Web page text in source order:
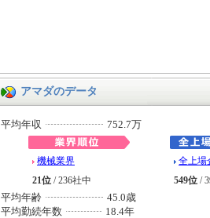
アマダのデータ
平均年収 752.7万
機械業界
21位 / 236社中
全上場
549位 /
平均年齢
45.0歳
平均勤続年数
18.4年